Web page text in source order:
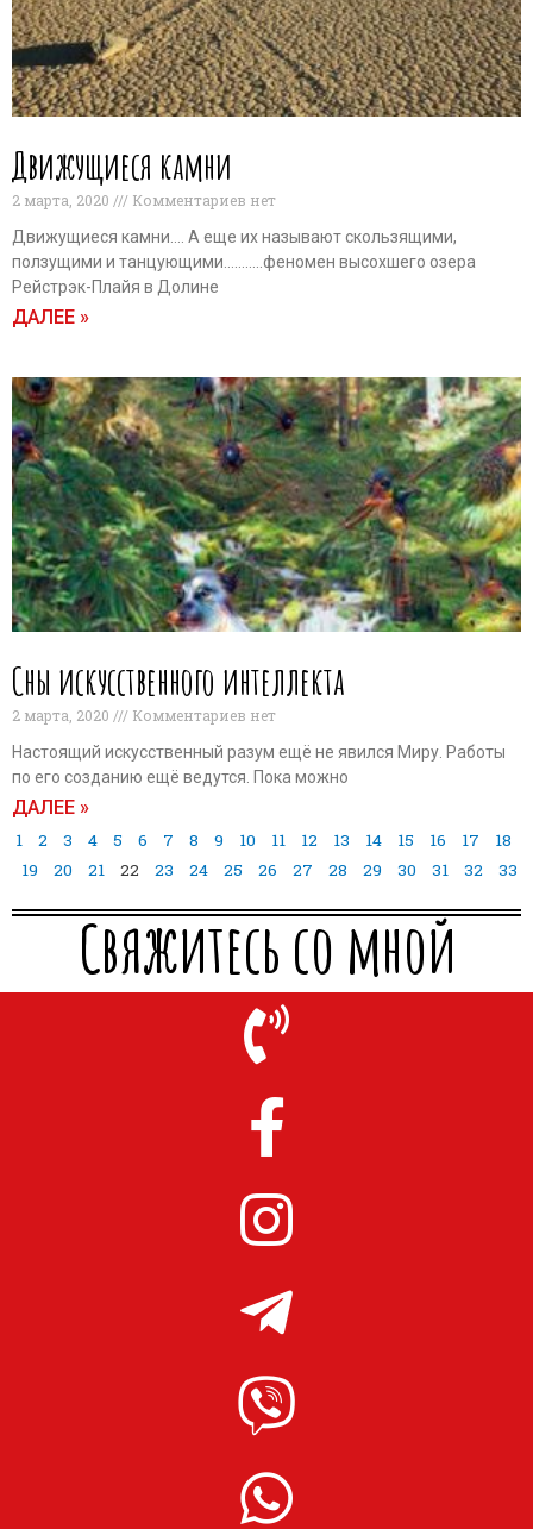
Движущиеся камни
2 марта, 2020
Комментариев нет
Движущиеся камни…. А еще их называют скользящими,
ползущими и танцующими………..феномен высохшего озера
Рейстрэк-Плайя в Долине
ДАЛЕЕ »
Сны искусственного интеллекта
2 марта, 2020
Комментариев нет
Настоящий искусственный разум ещё не явился Миру. Работы
по его созданию ещё ведутся. Пока можно
ДАЛЕЕ »
1 2 3 4 5 6 7 8 9 10 11 12 13 14 15 16 17
18
19
20 21 22 23 24 25 26 27 28 29 30 31 32 33
Свяжитесь со мной